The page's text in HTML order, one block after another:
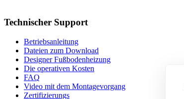
Technischer Support
Betriebsanleitung
Dateien zum Download
Designer Fußbodenheizung
Die operativen Kosten
FAQ
Video mit dem Montagevorgang
Zertifizierungs